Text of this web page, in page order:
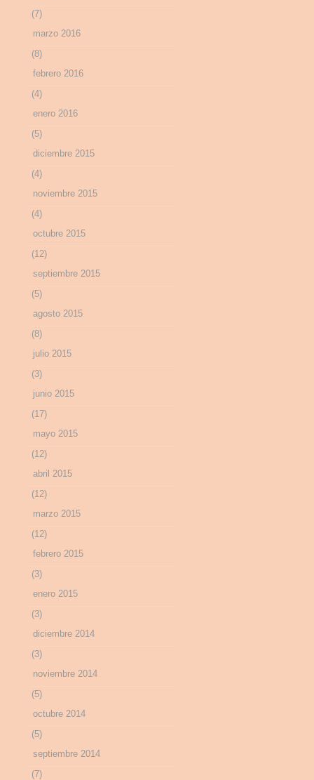
(7)
marzo 2016
(8)
febrero 2016
(4)
enero 2016
(5)
diciembre 2015
(4)
noviembre 2015
(4)
octubre 2015
(12)
septiembre 2015
(5)
agosto 2015
(8)
julio 2015
(3)
junio 2015
(17)
mayo 2015
(12)
abril 2015
(12)
marzo 2015
(12)
febrero 2015
(3)
enero 2015
(3)
diciembre 2014
(3)
noviembre 2014
(5)
octubre 2014
(5)
septiembre 2014
(7)